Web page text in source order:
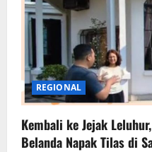
REGIONAL
Kembali ke Jejak
Belanda Napak Tilas di